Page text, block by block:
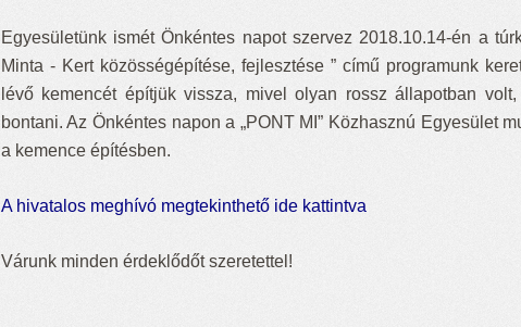
Egyesületünk ismét Önkéntes napot szervez 2018.10.14-én a
Minta - Kert közösségépítése, fejlesztése ” című programunk
lévő kemencét építjük vissza, mivel olyan rossz állapotban
bontani. Az Önkéntes napon a „PONT MI” Közhasznú Egyesület
a kemence építésben.
A hivatalos meghívó megtekinthető ide kattintva
Várunk minden érdeklődőt szeretettel!